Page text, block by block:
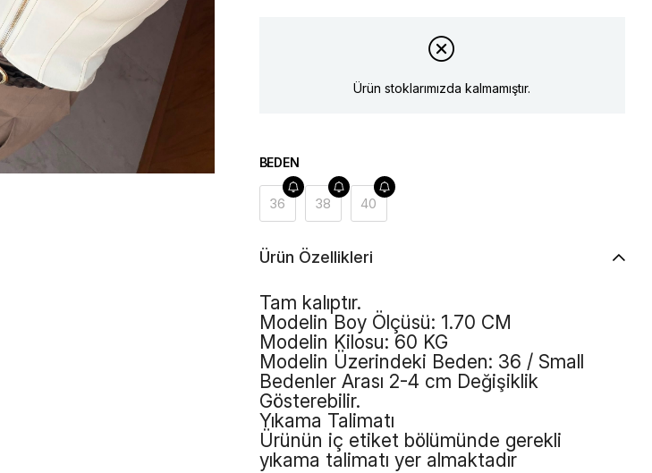
Ürün stoklarımızda kalmamıştır.
BEDEN
36 38 40
Ürün Özellikleri
Tam kalıptır.
Modelin Boy Ölçüsü: 1.70 CM
Modelin Kilosu: 60 KG
Modelin Üzerindeki Beden: 36 / Small
Bedenler Arası 2-4 cm Değişiklik
Gösterebilir.
Yıkama Talimatı
Ürünün iç etiket bölümünde gerekli
yıkama talimatı yer almaktadır